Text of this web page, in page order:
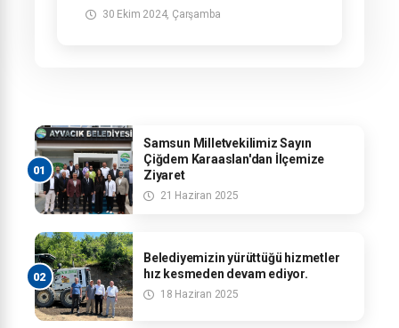
Başkanımız Sayın Refahittin Şencan’ı
30 Ekim 2024, Çarşamba
Samsun Milletvekilimiz Sayın
Çiğdem Karaaslan'dan İlçemize
Ziyaret
21 Haziran 2025
Belediyemizin yürüttüğü hizmetler
hız kesmeden devam ediyor.
18 Haziran 2025